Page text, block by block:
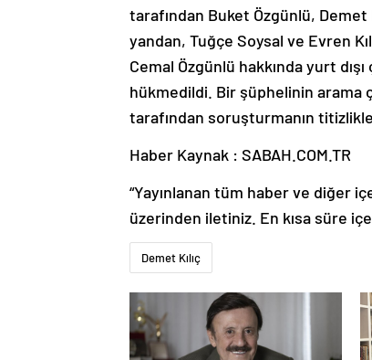
tarafından Buket Özgünlü, Demet
yandan, Tuğçe Soysal ve Evren
Cemal Özgünlü hakkında yurt
hükmedildi. Bir şüphelinin arama
tarafından soruşturmanın
Haber Kaynak : SABAH.COM.TR
“Yayınlanan tüm haber ve diğer
üzerinden iletiniz. En kısa süre
Demet Kılıç